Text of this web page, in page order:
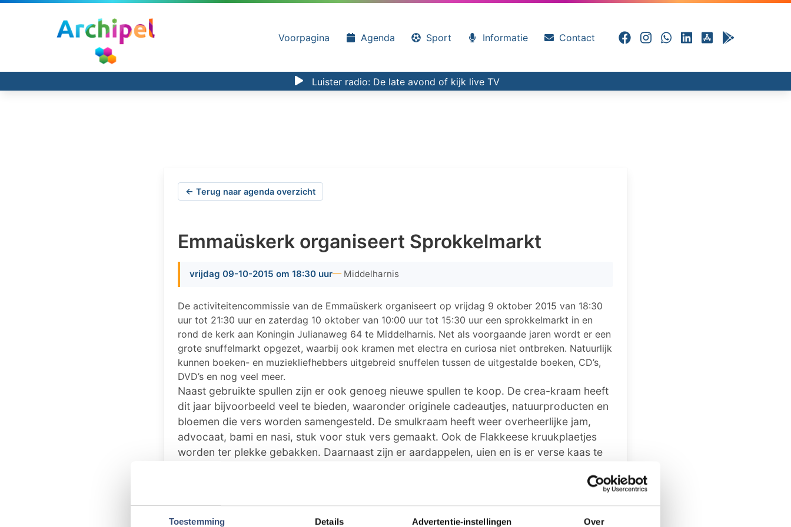
Toestemming Details Advertentie-instellingen Over
Voorpagina Agenda Sport Informatie Contact
Luister radio: De late avond of kijk live TV
← Terug naar agenda overzicht
Emmaüskerk organiseert Sprokkelmarkt
vrijdag 09-10-2015 om 18:30 uur Middelharnis
De activiteitencommissie van de Emmaüskerk organiseert op vrijdag 9 oktober 2015 van 18:30
uur tot 21:30 uur en zaterdag 10 oktober van 10:00 uur tot 15:30 uur een sprokkelmarkt in en
rond de kerk aan Koningin Julianaweg 64 te Middelharnis. Net als voorgaande jaren wordt er een
grote snuffelmarkt opgezet, waarbij ook kramen met electra en curiosa niet ontbreken. Natuurlijk
kunnen boeken- en muziekliefhebbers uitgebreid snuffelen tussen de uitgestalde boeken, CD’s,
DVD’s en nog veel meer.
Naast gebruikte spullen zijn er ook genoeg nieuwe spullen te koop. De crea-kraam heeft
dit jaar bijvoorbeeld veel te bieden, waaronder originele cadeautjes, natuurproducten en
bloemen die vers worden samengesteld. De smulkraam heeft weer overheerlijke jam,
advocaat, bami en nasi, stuk voor stuk vers gemaakt. Ook de Flakkeese kruukplaetjes
worden ter plekke gebakken. Daarnaast zijn er aardappelen, uien en is er verse kaas te
Voor de kinderen is er een ruim aanbod aan tweedehands speelgoed. Daarnaast kunnen
kinderen een "strippenkaartje" aanschaffen waarmee ze diverse activiteiten kunnen